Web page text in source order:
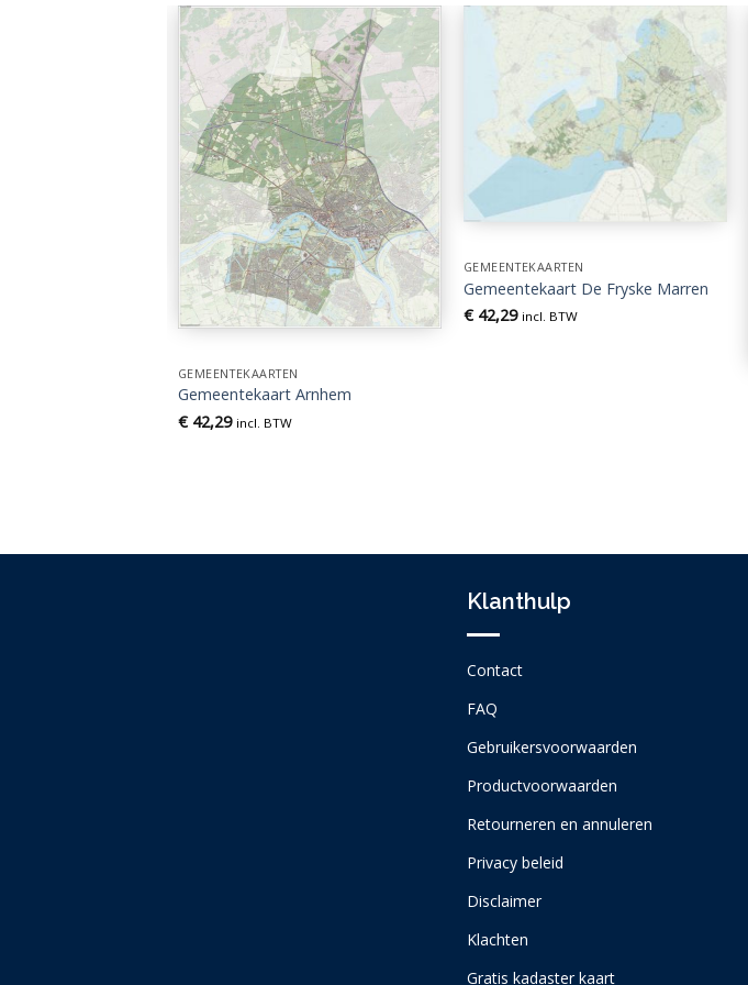
GEMEENTEKAARTEN
Gemeentekaart Arnhem
€42,29 incl. BTW
GEMEENTEKAARTEN
Gemeentekaart De Fryske Marren
€42,29 incl. BTW
Klanthulp
Contact
FAQ
Gebruikersvoorwaarden
Productvoorwaarden
Retourneren en annuleren
Privacy beleid
Disclaimer
Klachten
Gratis kadaster kaart